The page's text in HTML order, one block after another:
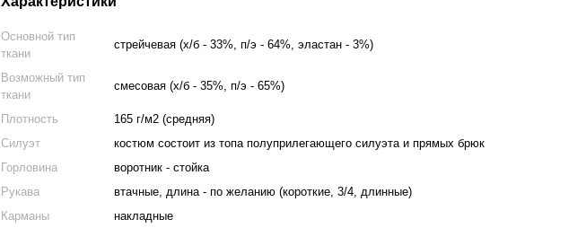
Основной тип
ткани
стрейчевая (х/б - 33%, п/э - 64%, эластан - 3%)
Возможный тип
ткани
смесовая (х/б - 35%, п/э - 65%)
Плотность
165 г/м2 (средняя)
Силуэт
костюм состоит из топа полуприлегающего силуэта и прямых брюк
Горловина
воротник - стойка
Рукава
втачные, длина - по желанию (короткие, 3/4, длинные)
Карманы
накладные